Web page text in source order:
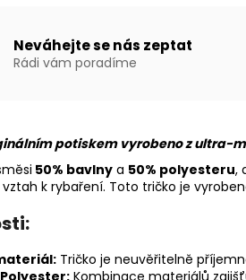
Neváhejte se nás zeptat
Rádi vám poradíme
potiskem vyrobeno z ultra-
50% bavlny a 50% polyesteru,
k rybaření. Toto tričko je
Tričko je neuvěřitelně
Kombinace materiálů